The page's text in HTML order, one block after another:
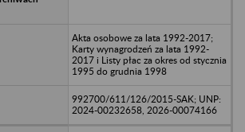
Akta osobowe za lata 1992-2017;
Karty wynagrodzeń za lata 1992-
2017 i Listy płac za okres od stycznia
1995 do grudnia 1998
992700/611/126/2015-SAK; UNP:
2024-00232658, 2026-00074166